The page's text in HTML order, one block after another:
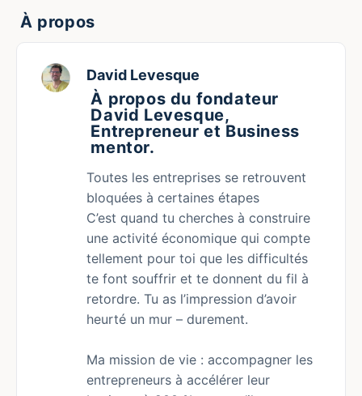
À propos
David Levesque
À propos du fondateur
David Levesque,
Entrepreneur et Business
mentor.
Toutes les entreprises se retrouvent
bloquées à certaines étapes
C’est quand tu cherches à construire
une activité économique qui compte
tellement pour toi que les difficultés
te font souffrir et te donnent du fil à
retordre. Tu as l’impression d’avoir
heurté un mur – durement.
Ma mission de vie : accompagner les
entrepreneurs à accélérer leur